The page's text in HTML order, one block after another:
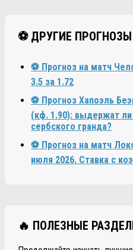
⚽ ДРУГИЕ
⚽ Прогноз на матч
3.5 за 1.72
⚽ Прогноз Хапоэль
(кф. 1.90): выдержат ли
сербского гранда?
⚽ Прогноз на матч
июля 2026. Ставка с
🔥 ПОЛЕЗНЫЕ